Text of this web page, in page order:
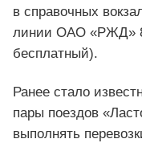
в справочных
линии ОАО «РЖД»
бесплатный).
Ранее стало
пары поездов
выполнять